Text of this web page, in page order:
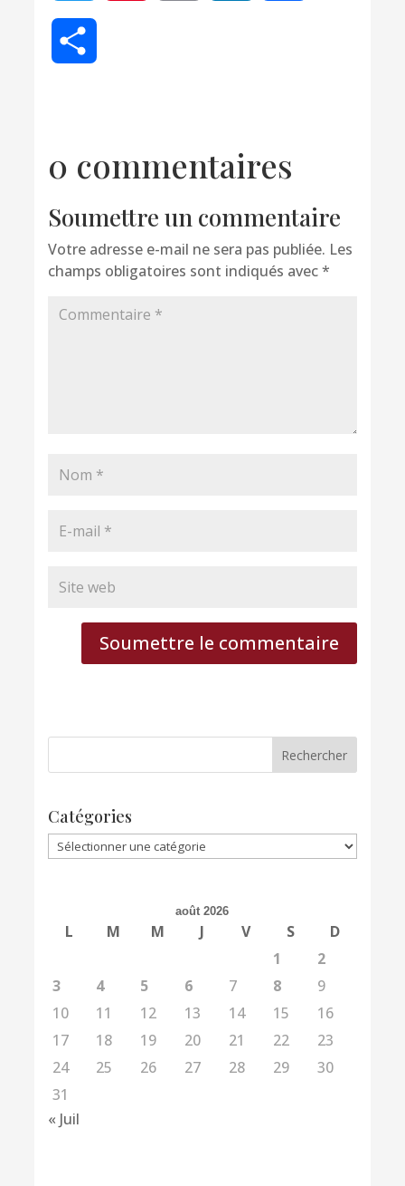
0 commentaires
Soumettre un commentaire
Votre adresse e-mail ne sera pas publiée. Les
champs obligatoires sont indiqués avec*
Soumettre le commentaire
Catégories
Catégories
août 2026
L M M J V S
D
1
2
3
4 5 6 7 8
9
10
11 12 13 14 15
16
17
18 19 20 21 22
23
24
25 26 27 28 29
30
31
« Juil